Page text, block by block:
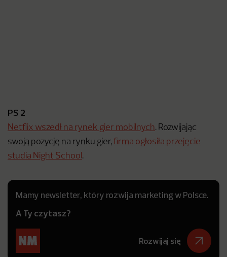
PS 2
Netflix wszedł na rynek gier mobilnych. Rozwijając
swoją pozycję na rynku gier, firma ogłosiła przejęcie
studia Night School .
Mamy newsletter, który rozwija marketing w Polsce.
A Ty czytasz?
Rozwijaj się